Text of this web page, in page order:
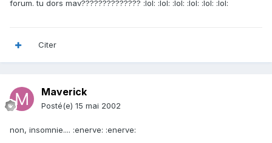
forum. tu dors mav?????????????? :lol: :lol: :lol: :lol: :lol: :lol:
Citer
Maverick
Posté(e) 15 mai 2002
non, insomnie.... :enerve: :enerve: